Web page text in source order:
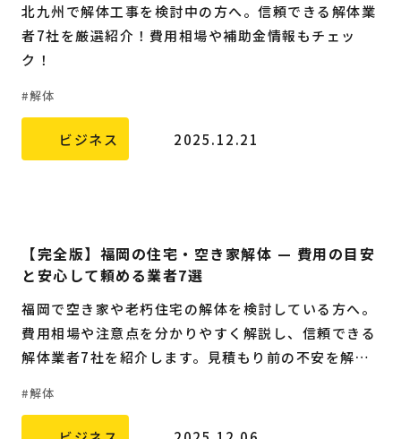
北九州で解体工事を検討中の方へ。信頼できる解体業
者7社を厳選紹介！費用相場や補助金情報もチェッ
ク！
解体
ビジネス 2025.12.21
【完全版】福岡の住宅・空き家解体 — 費用の目安
と安心して頼める業者7選
福岡で空き家や老朽住宅の解体を検討している方へ。
費用相場や注意点を分かりやすく解説し、信頼できる
解体業者7社を紹介します。見積もり前の不安を解
解体